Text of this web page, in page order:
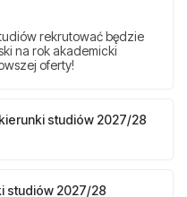
rekrutować będzie
na rok akademicki
oferty!
studiów 2027/28
studiów 2027/28